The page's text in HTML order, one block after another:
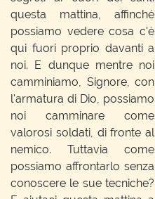
questa mattina, affinché
possiamo vedere cosa c'è
qui fuori proprio davanti a
noi. E dunque mentre noi
camminiamo, Signore, con
l'armatura di Dio, possiamo
noi camminare come
valorosi soldati, di fronte al
nemico. Tuttavia come
possiamo affrontarlo senza
conoscere le sue tecniche?